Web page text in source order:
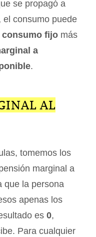
se propagó a
el consumo puede
consumo fijo más
a
.
AL
tomemos los
marginal a
que la persona
apenas los
es 0,
Para cualquier